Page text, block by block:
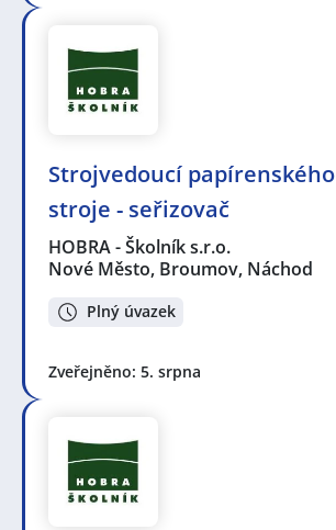
Strojvedoucí papírenského
stroje - seřizovač
HOBRA - Školník s.r.o.
Nové Město, Broumov, Náchod
Plný úvazek
Zveřejněno: 5. srpna